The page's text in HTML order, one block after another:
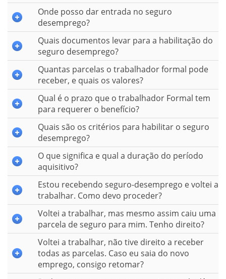
Onde posso dar entrada no seguro
desemprego?
Quais documentos levar para a habilitação do
seguro desemprego?
Quantas parcelas o trabalhador formal pode
receber, e quais os valores?
Qual é o prazo que o trabalhador Formal tem
para requerer o benefício?
Quais são os critérios para habilitar o seguro
desemprego?
O que significa e qual a duração do período
aquisitivo?
Estou recebendo seguro-desemprego e voltei a
trabalhar. Como devo proceder?
Voltei a trabalhar, mas mesmo assim caiu uma
parcela de seguro para mim. Tenho direito?
Voltei a trabalhar, não tive direito a receber
todas as parcelas. Caso eu saia do novo
emprego, consigo retomar?